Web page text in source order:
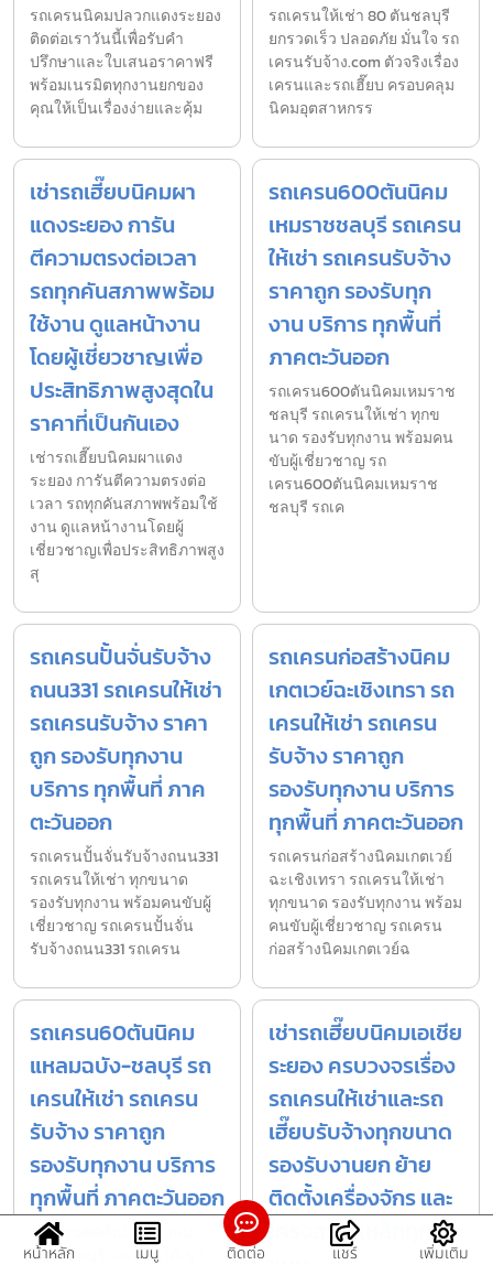
รถเครนนิคมปลวกแดงระยอง
ติดต่อเราวันนี้เพื่อรับคำ
ปรึกษาและใบเสนอราคาฟรี
พร้อมเนรมิตทุกงานยกของ
คุณให้เป็นเรื่องง่ายและคุ้ม
รถเครนให้เช่า 80 ตันชลบุรี
ยกรวดเร็ว ปลอดภัย มั่นใจ รถ
เครนรับจ้าง.com ตัวจริงเรื่อง
เครนและรถเฮี๊ยบ ครอบคลุม
นิคมอุตสาหกรร
เช่ารถเฮี๊ยบนิคมผา
แดงระยอง การัน
ตีความตรงต่อเวลา
รถทุกคันสภาพพร้อม
ใช้งาน ดูแลหน้างาน
โดยผู้เชี่ยวชาญเพื่อ
ประสิทธิภาพสูงสุดใน
ราคาที่เป็นกันเอง
เช่ารถเฮี๊ยบนิคมผาแดง
ระยอง การันตีความตรงต่อ
เวลา รถทุกคันสภาพพร้อมใช้
งาน ดูแลหน้างานโดยผู้
เชี่ยวชาญเพื่อประสิทธิภาพสูง
สุ
รถเครน600ตันนิคม
เหมราชชลบุรี รถเครน
ให้เช่า รถเครนรับจ้าง
ราคาถูก รองรับทุก
งาน บริการ ทุกพื้นที่
ภาคตะวันออก
รถเครน600ตันนิคมเหมราช
ชลบุรี รถเครนให้เช่า ทุกข
นาด รองรับทุกงาน พร้อมคน
ขับผู้เชี่ยวชาญ รถ
เครน600ตันนิคมเหมราช
ชลบุรี รถเค
รถเครนปั้นจั่นรับจ้าง
ถนน331 รถเครนให้เช่า
รถเครนรับจ้าง ราคา
ถูก รองรับทุกงาน
บริการ ทุกพื้นที่ ภาค
ตะวันออก
รถเครนปั้นจั่นรับจ้างถนน331
รถเครนให้เช่า ทุกขนาด
รองรับทุกงาน พร้อมคนขับผู้
เชี่ยวชาญ รถเครนปั้นจั่น
รับจ้างถนน331 รถเครน
รถเครนก่อสร้างนิคม
เกตเวย์ฉะเชิงเทรา รถ
เครนให้เช่า รถเครน
รับจ้าง ราคาถูก
รองรับทุกงาน บริการ
ทุกพื้นที่ ภาคตะวันออก
รถเครนก่อสร้างนิคมเกตเวย์
ฉะเชิงเทรา รถเครนให้เช่า
ทุกขนาด รองรับทุกงาน พร้อม
คนขับผู้เชี่ยวชาญ รถเครน
ก่อสร้างนิคมเกตเวย์ฉ
รถเครน60ตันนิคม
แหลมฉบัง-ชลบุรี รถ
เครนให้เช่า รถเครน
รับจ้าง ราคาถูก
รองรับทุกงาน บริการ
ทุกพื้นที่ ภาคตะวันออก
รถเครน60ตันนิคมแหลม
ฉบัง-ชลบุรี รถเครนให้เช่า
เช่ารถเฮี๊ยบนิคมเอเชีย
ระยอง ครบวงจรเรื่อง
รถเครนให้เช่าและรถ
เฮี๊ยบรับจ้างทุกขนาด
รองรับงานยก ย้าย
ติดตั้งเครื่องจักร และ
โครงสร้างเหล็กทุกรูป
หน้าหลัก เมนู ติดต่อ แชร์ เพิ่มเติม